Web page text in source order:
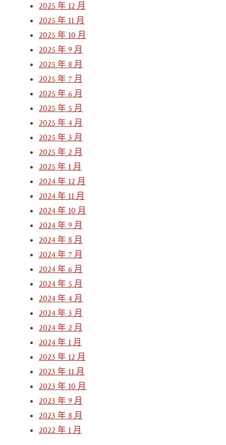
2025 年 12 月
2025 年 11 月
2025 年 10 月
2025 年 9 月
2025 年 8 月
2025 年 7 月
2025 年 6 月
2025 年 5 月
2025 年 4 月
2025 年 3 月
2025 年 2 月
2025 年 1 月
2024 年 12 月
2024 年 11 月
2024 年 10 月
2024 年 9 月
2024 年 8 月
2024 年 7 月
2024 年 6 月
2024 年 5 月
2024 年 4 月
2024 年 3 月
2024 年 2 月
2024 年 1 月
2023 年 12 月
2023 年 11 月
2023 年 10 月
2023 年 9 月
2023 年 8 月
2022 年 1 月